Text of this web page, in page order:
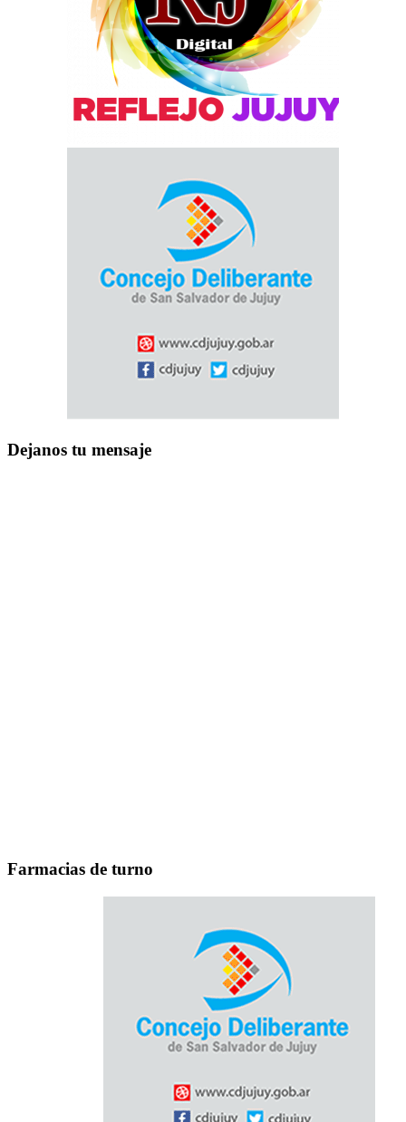
Dejanos tu mensaje
Farmacias de turno